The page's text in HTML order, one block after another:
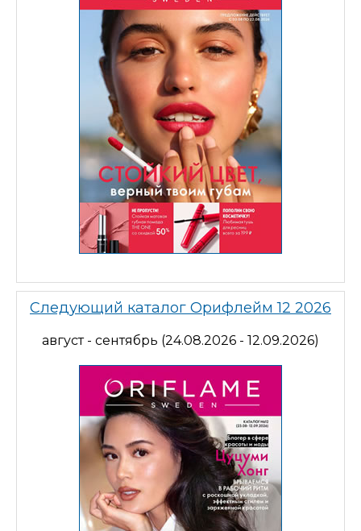
Следующий каталог Орифлейм 12 2026
август - сентябрь (24.08.2026 - 12.09.2026)